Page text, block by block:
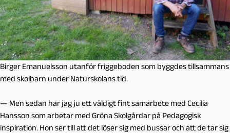
Birger Emanuelsson utanför friggeboden som byggdes tillsammans
med skolbarn under Naturskolans tid.
— Men sedan har jag ju ett väldigt fint samarbete med Cecilia
Hansson som arbetar med Gröna Skolgårdar på Pedagogisk
inspiration. Hon ser till att det löser sig med bussar och att de tar sig